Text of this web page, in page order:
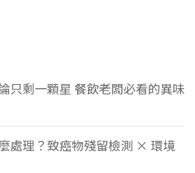
只剩一顆星 餐飲老闆必看的異味
處理？致癌物殘留檢測 × 環境